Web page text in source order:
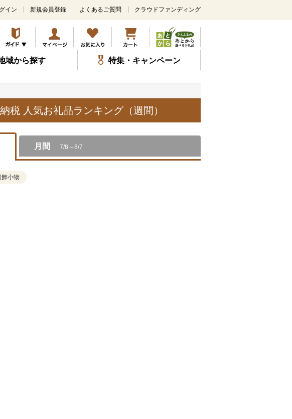
メ
ン
コ
ン
テ
ツ
キ
ッ
プ
イン 新規会員登録 よくあるご質問 クラウドファンディング
域から探す 特集・キャンペーン
税 人気お礼品ランキング（週間）
月間 7/8～8/7
飾小物